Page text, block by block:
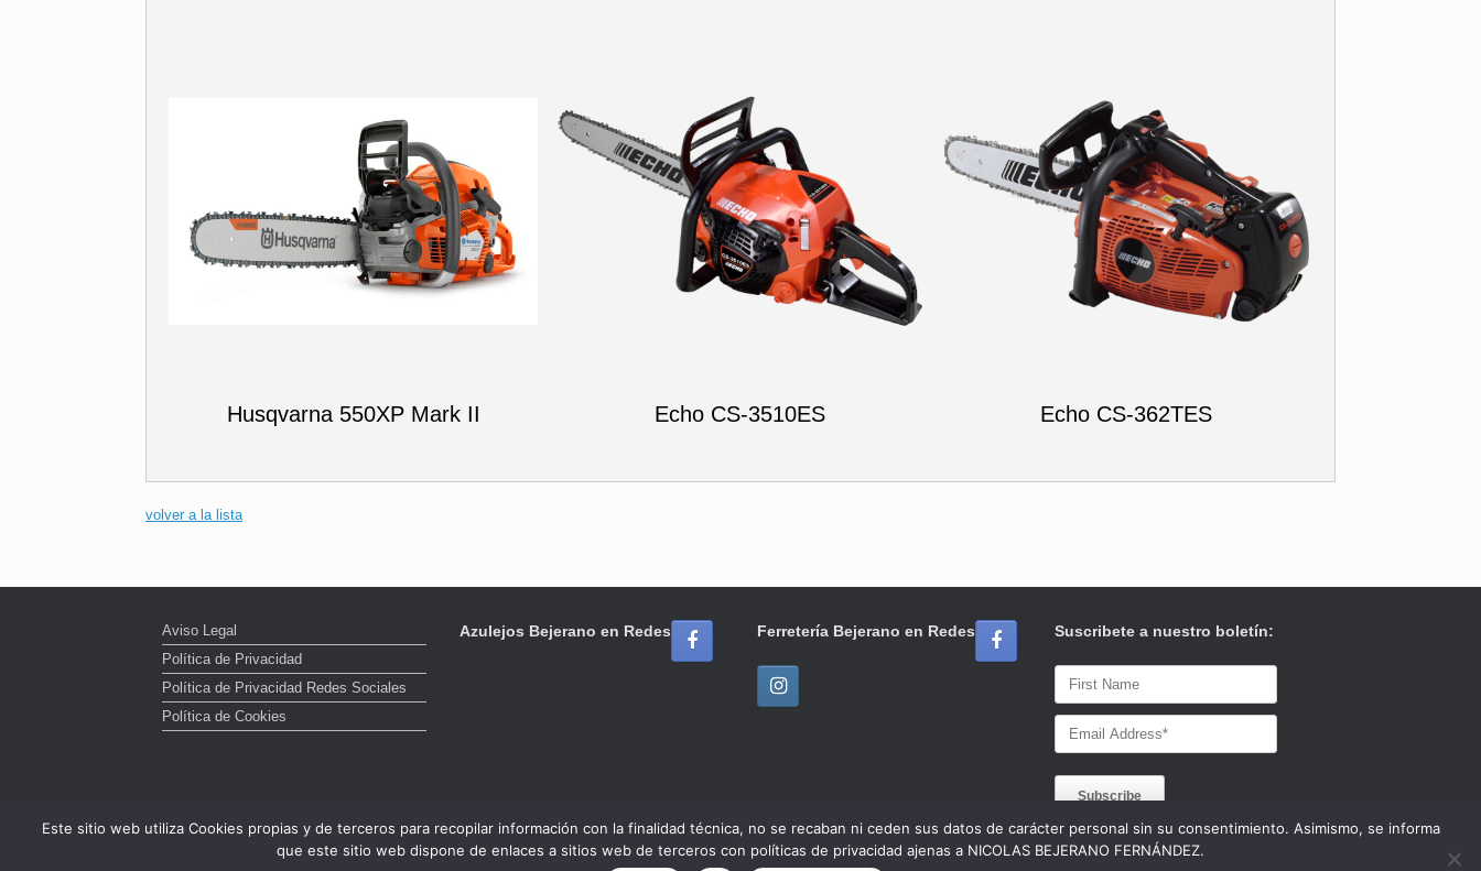
Husqvarna 550XP Mark II Echo CS-3510ES Echo CS-362TES
volver a la lista
Aviso Legal
Política de Privacidad
Política de Privacidad Redes Sociales
Política de Cookies
Azulejos Bejerano en Redes Ferretería Bejerano en Redes Suscribete a nuestro boletín:
Este sitio web utiliza Cookies propias y de terceros para recopilar información con la finalidad técnica, no se recaban ni ceden sus datos de carácter personal sin su consentimiento. Asimismo, se informa
que este sitio web dispone de enlaces a sitios web de terceros con políticas de privacidad ajenas a NICOLAS BEJERANO FERNÁNDEZ.